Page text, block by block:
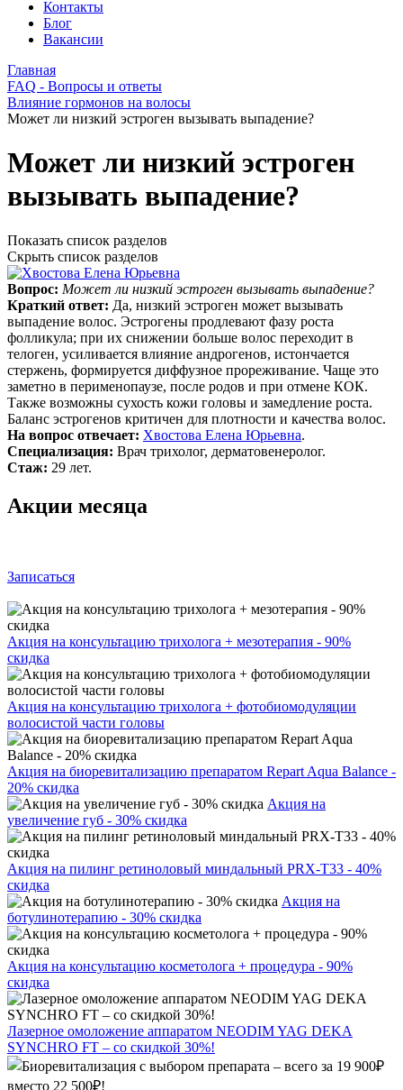
Контакты
Блог
Вакансии
Главная
FAQ - Вопросы и ответы
Влияние гормонов на волосы
Может ли низкий эстроген вызывать выпадение?
Может ли низкий эстроген
вызывать выпадение?
Показать список разделов
Скрыть список разделов
Вопрос: Может ли низкий эстроген вызывать выпадение?
Краткий ответ: Да, низкий эстроген может вызывать
выпадение волос. Эстрогены продлевают фазу роста
фолликула; при их снижении больше волос переходит в
телоген, усиливается влияние андрогенов, истончается
стержень, формируется диффузное прореживание. Чаще это
заметно в перименопаузе, после родов и при отмене КОК.
Также возможны сухость кожи головы и замедление роста.
Баланс эстрогенов критичен для плотности и качества волос.
На вопрос отвечает: Хвостова Елена Юрьевна.
Специализация: Врач трихолог, дерматовенеролог.
Стаж: 29 лет.
Акции месяца
Записаться
Акция на консультацию трихолога + мезотерапия - 90%
скидка
Акция на консультацию трихолога + фотобиомодуляции
волосистой части головы
Акция на биоревитализацию препаратом Repart Aqua Balance -
20% скидка
Акция на
увеличение губ - 30% скидка
Акция на пилинг ретиноловый миндальный PRX-T33 - 40%
скидка
Акция на
ботулинотерапию - 30% скидка
Акция на консультацию косметолога + процедура - 90%
скидка
Лазерное омоложение аппаратом NEODIM YAG DEKA
SYNCHRO FT – со скидкой 30%!